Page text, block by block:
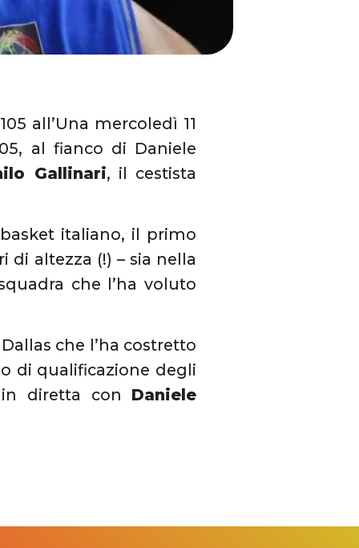
all’Una mercoledì 11
al fianco di Daniele
Gallinari, il cestista
italiano, il primo
di altezza (!) – sia nella
che l’ha voluto
che l’ha costretto
di qualificazione degli
diretta con Daniele